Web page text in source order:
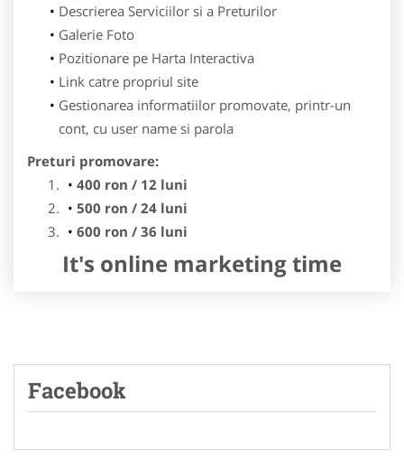
Descrierea Serviciilor si a Preturilor
Galerie Foto
Pozitionare pe Harta Interactiva
Link catre propriul site
Gestionarea informatiilor promovate, printr-un
cont, cu user name si parola
Preturi promovare:
400 ron / 12 luni
500 ron / 24 luni
600 ron / 36 luni
It's online marketing time
Facebook